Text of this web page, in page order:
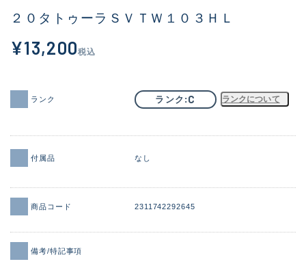
新商品 (1974)
価格
２０タトゥーラＳＶＴＷ１０３ＨＬ
¥13,200税込
ランク ランク C ランクについて
付属品 なし
商品コード 2311742292645
備考/特記事項